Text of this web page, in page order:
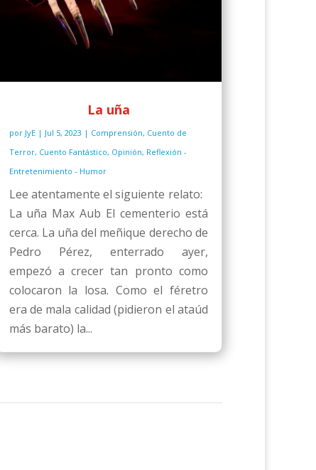
La uña
por JyE| Jul 5, 2023 | Comprensión, Cuento de
Terror, Cuento Fantástico, Opinión, Reflexión -
Entretenimiento - Humor
Lee atentamente el siguiente relato:
La uña Max Aub El cementerio está
cerca. La uña del meñique derecho de
Pedro Pérez, enterrado ayer,
empezó a crecer tan pronto como
colocaron la losa. Como el féretro
era de mala calidad (pidieron el ataúd
más barato) la...